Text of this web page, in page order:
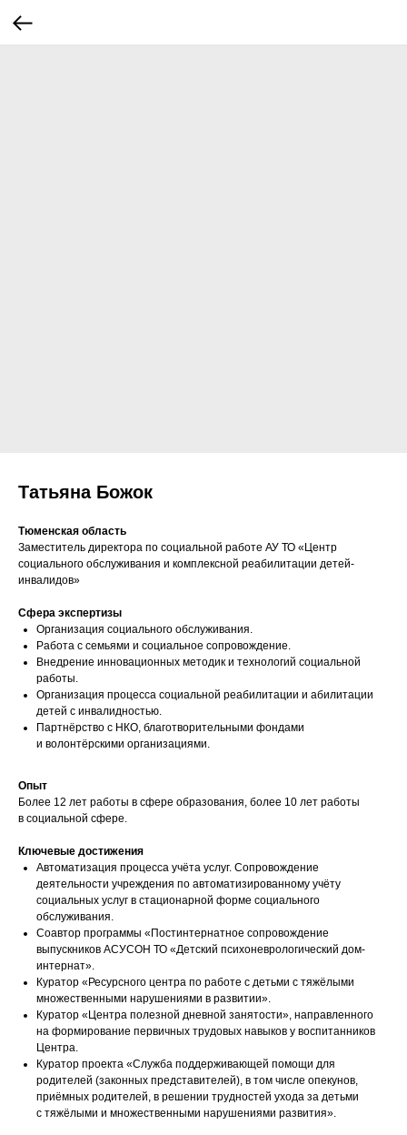
Татьяна Божок
Тюменская область
Заместитель директора по социальной работе АУ ТО «Центр
социального обслуживания и комплексной реабилитации детей-
инвалидов»
Сфера экспертизы
Организация социального обслуживания.
Работа с семьями и социальное сопровождение.
Внедрение инновационных методик и технологий социальной
работы.
Организация процесса социальной реабилитации и абилитации
детей с инвалидностью.
Партнёрство с НКО, благотворительными фондами
и волонтёрскими организациями.
Опыт
Более 12 лет работы в сфере образования, более 10 лет работы
в социальной сфере.
Ключевые достижения
Автоматизация процесса учёта услуг. Сопровождение
деятельности учреждения по автоматизированному учёту
социальных услуг в стационарной форме социального
обслуживания.
Соавтор программы «Постинтернатное сопровождение
выпускников АСУСОН ТО «Детский психоневрологический дом-
интернат».
Куратор «Ресурсного центра по работе с детьми с тяжёлыми
множественными нарушениями в развитии».
Куратор «Центра полезной дневной занятости», направленного
на формирование первичных трудовых навыков у воспитанников
Центра.
Куратор проекта «Служба поддерживающей помощи для
родителей (законных представителей), в том числе опекунов,
приёмных родителей, в решении трудностей ухода за детьми
с тяжёлыми и множественными нарушениями развития».